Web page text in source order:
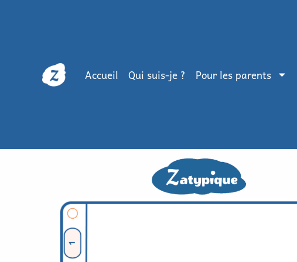
Accueil Qui suis-je ? Pour les parents